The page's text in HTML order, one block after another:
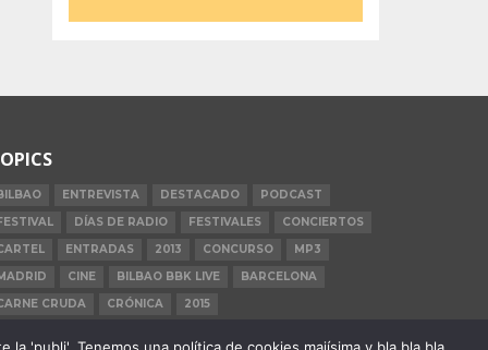
ENTREVISTA DESTACADO
PODCAST
DÍAS DE RADIO FESTIVALES
CONCIERTOS
ENTRADAS 2013 CONCURSO
MP3
CINE BILBAO BBK LIVE
BARCELONA
CRUDA
CRÓNICA 2015